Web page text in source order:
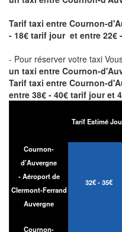
Tarif taxi entre Cournon-
- 18€ tarif jour et entre 22€
- Pour réserver votre taxi
un taxi entre Cournon-
Tarif taxi entre Cournon-
entre 38€ - 40€ tarif jour et
Tarif Estimé
Cournon-
d'Auvergne
- Aéroport de
Clermont-Ferrand
Auvergne
32€ - 35€
Cournon-